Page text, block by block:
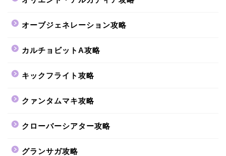
オーブジェネレーション攻略
カルチョビットA攻略
キックフライト攻略
クァンタムマキ攻略
クローバーシアター攻略
グランサガ攻略